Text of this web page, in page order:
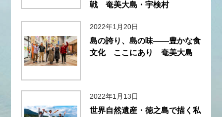
戦 奄美大島・宇検村
2022年1月20日
島の誇り、島の味――豊かな食
文化 ここにあり 奄美大島
2022年1月13日
世界自然遺産・徳之島で描く私